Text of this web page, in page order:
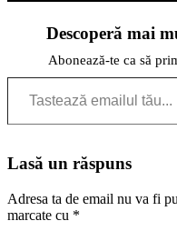
Descoperă mai
Abonează-te ca să
Tastează emailul tău...
Lasă un răspuns
Adresa ta de email nu va fi
marcate cu *